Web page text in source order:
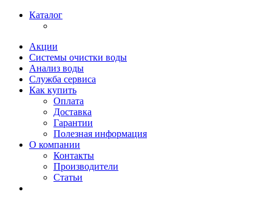
Каталог
Акции
Системы очистки воды
Анализ воды
Служба сервиса
Как купить
Оплата
Доставка
Гарантии
Полезная информация
О компании
Контакты
Производители
Статьи